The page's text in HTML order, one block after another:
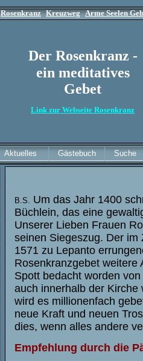
Rosenkranz Kreuzweg Arme Seelen
Der Rosenkranz -
ein meditatives
Gebet
Link zur Webseite Rosenkranz
Aktuelles Gästebuch Suche
B.S. Um das Jahr 1400
Büchlein, das eine
Unserer Lieben Frauen
seinen Siegeszug. Der
1571 zu Lepanto
Rosenkranzgebet weitere
Spott bedacht worden
auch innerhalb der Kirche
wird es millionenfach
neue Kraft und neuen
dies, wenn alles andere
Empfehlung durch die